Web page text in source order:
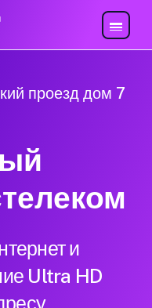
проезд дом 7
и
Ultra HD